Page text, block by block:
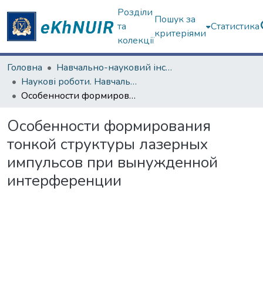
Розділи
та
колекції
Пошук за
критеріями
Статистика
Головна
Навчально-науковий інститут "Фізико-технічний факультет"
Наукові роботи. Навчально-науковий інститут "Фізико-технічний факультет"
Особенности формирования тонкой структуры лазерных импульсов при вынужденной интерференции
Особенности формирования
тонкой структуры лазерных
импульсов при вынужденной
интерференции